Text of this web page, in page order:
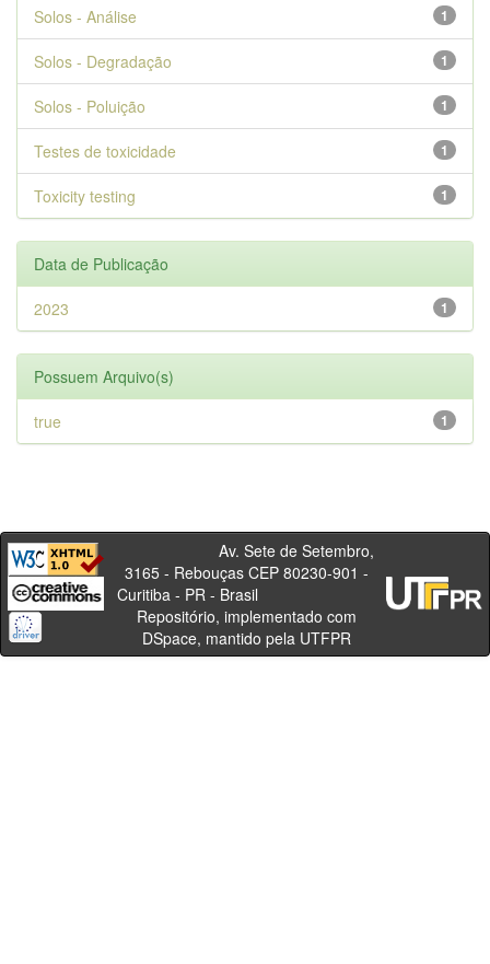
1
Solos - Análise
1
Solos - Degradação
1
Solos - Poluição
1
Testes de toxicidade
1
Toxicity testing
Data de Publicação
1
2023
Possuem Arquivo(s)
1
true
Av. Sete de Setembro,
3165 - Rebouças CEP 80230-901 -
Curitiba - PR - Brasil
Repositório, implementado com
DSpace, mantido pela UTFPR